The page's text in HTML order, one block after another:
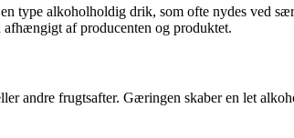
type alkoholholdig drik, som ofte nydes ved
af producenten og produktet.
andre frugtsafter. Gæringen skaber en let